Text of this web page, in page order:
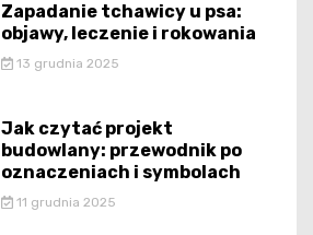
Zapadanie tchawicy u psa:
objawy, leczenie i rokowania
13 grudnia 2025
Jak czytać projekt
budowlany: przewodnik po
oznaczeniach i symbolach
11 grudnia 2025